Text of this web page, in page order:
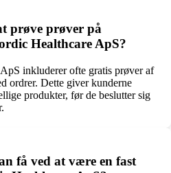
prøve prøver på
Healthcare ApS?
inkluderer ofte gratis prøver af
ordrer. Dette giver kunderne
produkter, før de beslutter sig
få ved at være en fast